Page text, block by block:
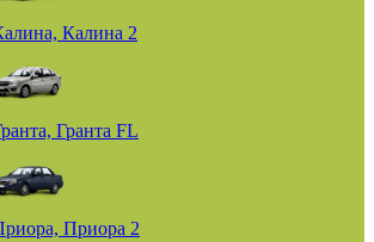
Калина 2
Гранта FL
Приора 2